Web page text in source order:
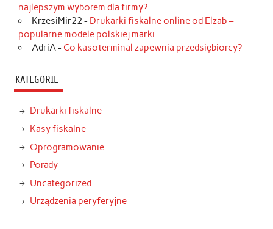
najlepszym wyborem dla firmy?
KrzesiMir22 - Drukarki fiskalne online od Elzab –
popularne modele polskiej marki
AdriA- Co kasoterminal zapewnia przedsiębiorcy?
KATEGORIE
Drukarki fiskalne
Kasy fiskalne
Oprogramowanie
Porady
Uncategorized
Urządzenia peryferyjne